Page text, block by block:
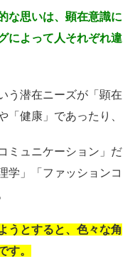
な思いは、 顕在意識に
によって 人それぞれ違
う潜在ニーズが「顕在
「健康」であったり、
ミュニケーション」だ
学」「ファッションコ
うとすると、 色々な角
す。